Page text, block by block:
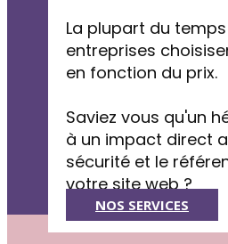
La plupart du
entreprises
en fonction du prix.
Saviez vous qu'un
à un impact direct
sécurité et le
votre site web ?
NOS SERVICES